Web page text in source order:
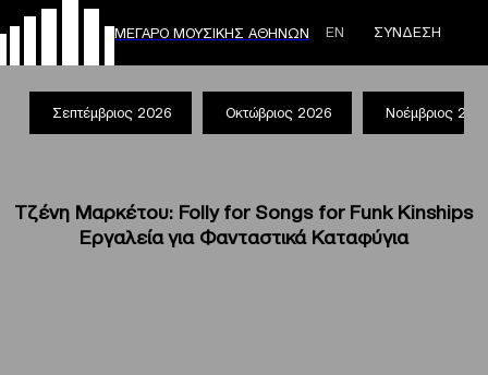
ΜΕΓΑΡΟ ΜΟΥΣΙΚΗΣ ΑΘΗΝΩΝ ΕΝ ΣΥΝΔΕΣΗ
Σεπτέμβριος 2026 Οκτώβριος 2026 Νοέμβριος
Τζένη Μαρκέτου: Folly for Songs for Funk Kinships
Εργαλεία για Φανταστικά Καταφύγια